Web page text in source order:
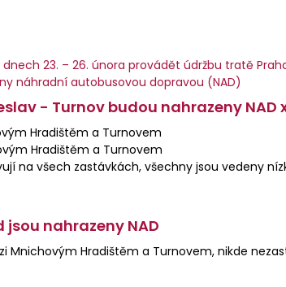
23. – 26. února provádět údržbu tratě
náhradní autobusovou dopravou (NAD)
- Turnov budou nahrazeny NAD
Hradištěm a Turnovem
Hradištěm a Turnovem
na všech zastávkách, všechny jsou vedeny
jsou nahrazeny NAD
Mnichovým Hradištěm a Turnovem, nikde